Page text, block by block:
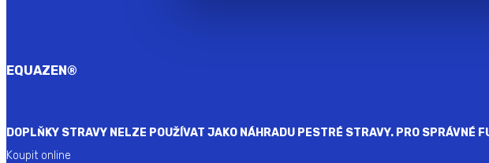
EQUAZEN®
DOPLŇKY STRAVY NELZE POUŽÍVAT JAKO NÁHRADU PESTRÉ STRAVY. PRO
Koupit online